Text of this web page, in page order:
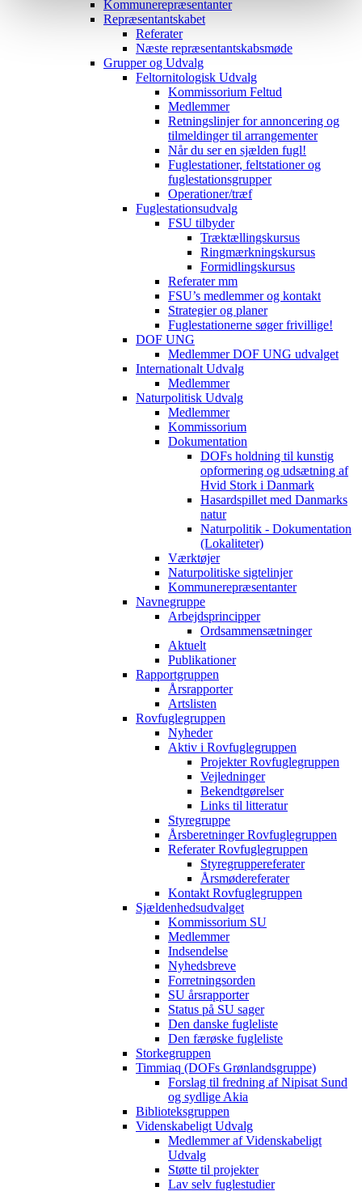
Kommunerepræsentanter
Repræsentantskabet
Referater
Næste repræsentantskabsmøde
Grupper og Udvalg
Feltornitologisk Udvalg
Kommissorium Feltud
Medlemmer
Retningslinjer for annoncering og
tilmeldinger til arrangementer
Når du ser en sjælden fugl!
Fuglestationer, feltstationer og
fuglestationsgrupper
Operationer/træf
Fuglestationsudvalg
FSU tilbyder
Træktællingskursus
Ringmærkningskursus
Formidlingskursus
Referater mm
FSU’s medlemmer og kontakt
Strategier og planer
Fuglestationerne søger frivillige!
DOF UNG
Medlemmer DOF UNG udvalget
Internationalt Udvalg
Medlemmer
Naturpolitisk Udvalg
Medlemmer
Kommissorium
Dokumentation
DOFs holdning til kunstig
opformering og udsætning af
Hvid Stork i Danmark
Hasardspillet med Danmarks
natur
Naturpolitik - Dokumentation
(Lokaliteter)
Værktøjer
Naturpolitiske sigtelinjer
Kommunerepræsentanter
Navnegruppe
Arbejdsprincipper
Ordsammensætninger
Aktuelt
Publikationer
Rapportgruppen
Årsrapporter
Artslisten
Rovfuglegruppen
Nyheder
Aktiv i Rovfuglegruppen
Projekter Rovfuglegruppen
Vejledninger
Bekendtgørelser
Links til litteratur
Styregruppe
Årsberetninger Rovfuglegruppen
Referater Rovfuglegruppen
Styregruppereferater
Årsmødereferater
Kontakt Rovfuglegruppen
Sjældenhedsudvalget
Kommissorium SU
Medlemmer
Indsendelse
Nyhedsbreve
Forretningsorden
SU årsrapporter
Status på SU sager
Den danske fugleliste
Den færøske fugleliste
Storkegruppen
Timmiaq (DOFs Grønlandsgruppe)
Forslag til fredning af Nipisat Sund
og sydlige Akia
Biblioteksgruppen
Videnskabeligt Udvalg
Medlemmer af Videnskabeligt
Udvalg
Støtte til projekter
Lav selv fuglestudier